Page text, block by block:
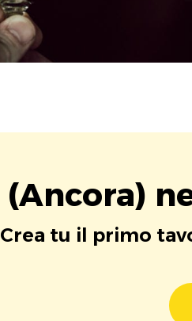
(Ancora)
Crea tu il primo